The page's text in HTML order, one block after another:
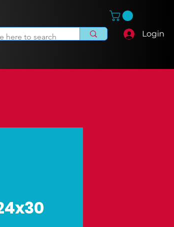
Login